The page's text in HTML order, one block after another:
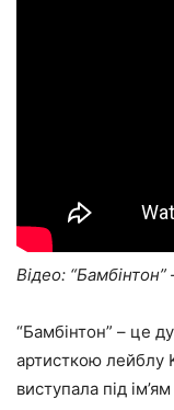
Відео:
“Бамбінтон” – це
артисткою лейблу
виступала під